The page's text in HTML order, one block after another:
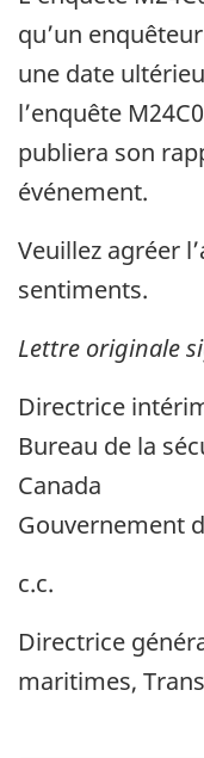
qu’un
une date
l’enquête
publiera son
événement.
Veuillez agréer
sentiments.
Lettre originale
Directrice
Bureau de la
Canada
Gouvernement
c.c.
Directrice
maritimes,